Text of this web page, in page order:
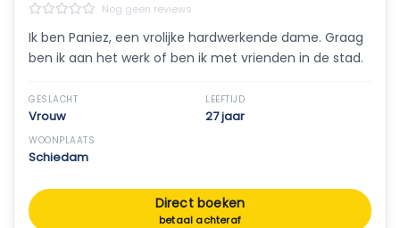
Nog geen reviews
Ik ben Paniez, een vrolijke hardwerkende dame. Graag
ben ik aan het werk of ben ik met vrienden in de stad.
GESLACHT
Vrouw
LEEFTIJD
27 jaar
WOONPLAATS
Schiedam
Direct boeken
betaal achteraf